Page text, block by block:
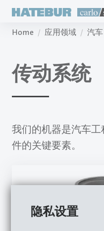
隐私设置
Home 应用领域 汽车
传动系统
我们的机器是汽车
件的关键要素。